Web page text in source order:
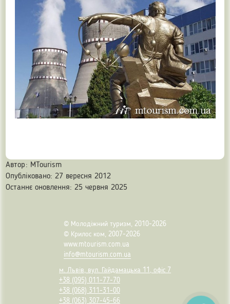
Автор: MTourism
Опубліковано: 27 вересня 2012
Останнє оновлення: 25 червня 2025
© Молодіжний туризм, 2010-2026
© Крилос ком, 2007-2026
www.mtourism.com.ua
info@mtourism.com.ua
м. Львів, вул. Гайдамацька 11, офіс 7
+38 (095) 011-77-70
+38 (068) 311-31-00
+38 (063) 307-45-66